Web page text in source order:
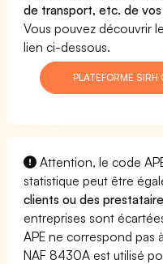
de transport, etc. de vos
Vous pouvez découvrir
lien ci-dessous.
PLATEFORME SIRH
Attention, le code
statistique peut être
clients ou des
entreprises sont
APE ne correspond pas
NAF 8430A est utilisé